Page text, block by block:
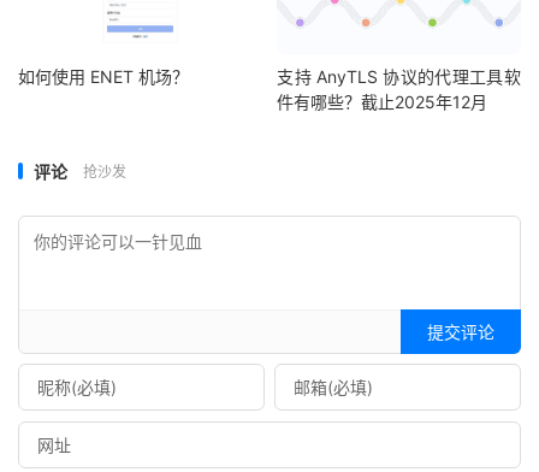
如何使用 ENET 机场？
支持 AnyTLS 协议的代理工具软
件有哪些？截止2025年12月
评论 抢沙发
提交评论